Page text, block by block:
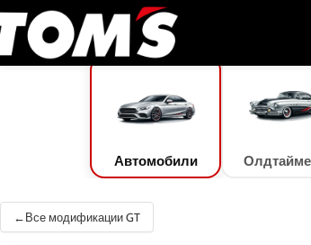
TOM'S Oil /Подбор масла /Автомобили
Автомобили
Все модификации GT